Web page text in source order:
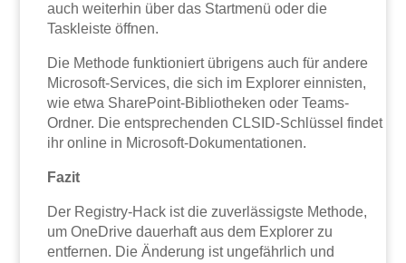
auch weiterhin über das Startmenü oder die
Taskleiste öffnen.
Die Methode funktioniert übrigens auch für andere
Microsoft-Services, die sich im Explorer einnisten,
wie etwa SharePoint-Bibliotheken oder Teams-
Ordner. Die entsprechenden CLSID-Schlüssel findet
ihr online in Microsoft-Dokumentationen.
Fazit
Der Registry-Hack ist die zuverlässigste Methode,
um OneDrive dauerhaft aus dem Explorer zu
entfernen. Die Änderung ist ungefährlich und